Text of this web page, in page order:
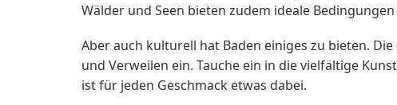
Wälder und Seen bieten zudem ideale
Aber auch kulturell hat Baden einiges zu bieten.
und Verweilen ein. Tauche ein in die vielfältige
ist für jeden Geschmack etwas dabei.